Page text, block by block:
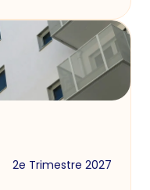
2e Trimestre 2027